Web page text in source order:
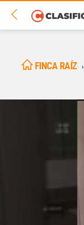
FINCA RAÍZ